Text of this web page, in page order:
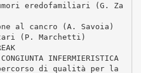
eredofamiliari (G. Za
al cancro (A. Savoia)
(P. Marchetti)
INFERMIERISTICA
di qualità per la